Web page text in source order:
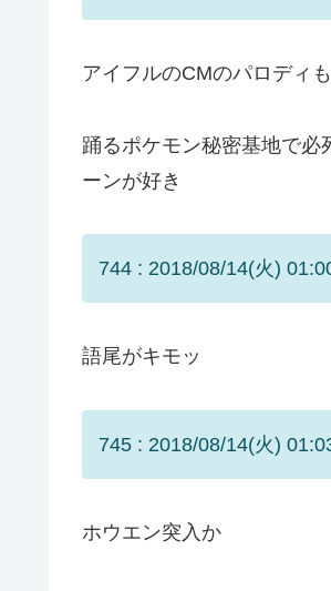
アイフルのCMのパロディ
踊るポケモン秘密基地で必
ーンが好き
744 : 2018/08/14(火)
語尾がキモッ
745 : 2018/08/14(火)
ホウエン突入か